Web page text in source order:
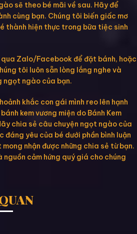
sẽ theo bé mãi về sau. Hãy để
cùng bạn. Chúng tôi biến giấc mơ
thành hiện thực trong bữa tiệc sinh
qua Zalo/Facebook để đặt bánh, hoặc
tôi luôn sẵn lòng lắng nghe và
ngọt ngào của bạn.
khắc con gái mình reo lên hạnh
kem vương miện do Bánh Kem
chia sẻ câu chuyện ngọt ngào của
đáng yêu của bé dưới phần bình luận
mong nhận được những chia sẻ từ bạn.
nguồn cảm hứng quý giá cho chúng